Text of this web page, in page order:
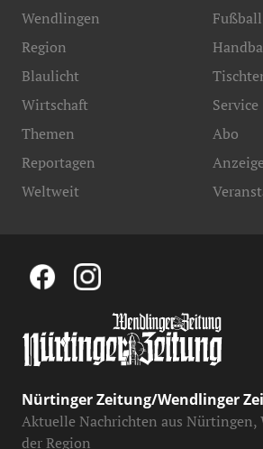
Wendlingen
Region
Blaulicht
Fußball
Wirtschaft
Themen
Reportagen
Weltweit
Service
Abo
Nürtinger Zeitung/Wendlinger
Aktuelle Nachrichten aus Nürtingen,
der Region